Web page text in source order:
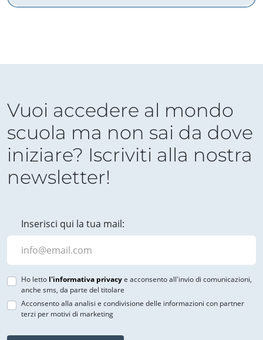
Vuoi accedere al mondo
scuola ma non sai da dove
iniziare? Iscriviti alla nostra
newsletter!
Inserisci qui la tua mail:
Ho letto l'informativa privacye acconsento all'invio di comunicazioni,
anche sms, da parte del titolare
Acconsento alla analisi e condivisione delle informazioni con partner
terzi per motivi di marketing